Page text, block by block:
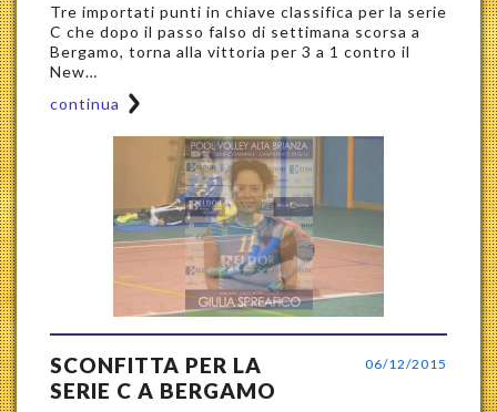
Tre importati punti in chiave classifica per la serie
C che dopo il passo falso di settimana scorsa a
Bergamo, torna alla vittoria per 3 a 1 contro il
New…
continua
SCONFITTA PER LA
SERIE C A BERGAMO
06/12/2015